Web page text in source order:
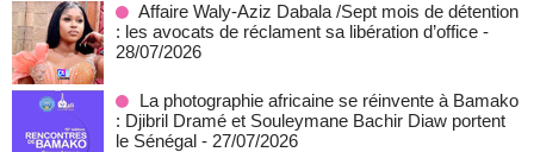
Affaire Waly-Aziz Dabala /Sept mois de détention
: les avocats de réclament sa libération d’office -
28/07/2026
La photographie africaine se réinvente à Bamako
: Djibril Dramé et Souleymane Bachir Diaw portent
le Sénégal - 27/07/2026